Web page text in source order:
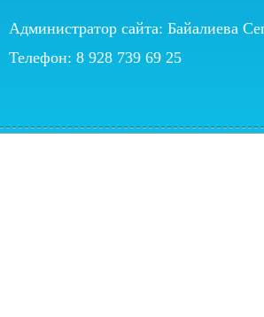
Администратор сайта: Байалиева
Телефон: 8 928 739 69 25